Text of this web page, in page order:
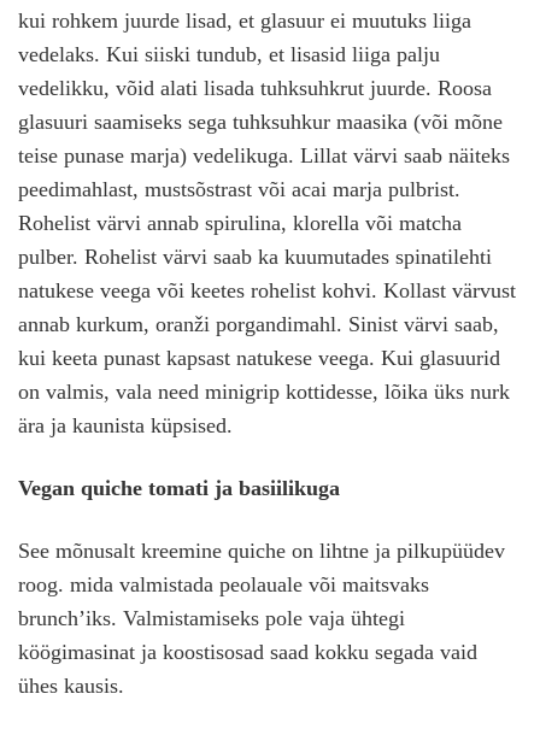
kui rohkem juurde lisad, et glasuur ei muutuks liiga
vedelaks. Kui siiski tundub, et lisasid liiga palju
vedelikku, võid alati lisada tuhksuhkrut juurde. Roosa
glasuuri saamiseks sega tuhksuhkur maasika (või mõne
teise punase marja) vedelikuga. Lillat värvi saab näiteks
peedimahlast, mustsõstrast või acai marja pulbrist.
Rohelist värvi annab spirulina, klorella või matcha
pulber. Rohelist värvi saab ka kuumutades spinatilehti
natukese veega või keetes rohelist kohvi. Kollast värvust
annab kurkum, oranži porgandimahl. Sinist värvi saab,
kui keeta punast kapsast natukese veega. Kui glasuurid
on valmis, vala need minigrip kottidesse, lõika üks nurk
ära ja kaunista küpsised.
Vegan quiche tomati ja basiilikuga
See mõnusalt kreemine quiche on lihtne ja pilkupüüdev
roog. mida valmistada peolauale või maitsvaks
brunch’iks. Valmistamiseks pole vaja ühtegi
köögimasinat ja koostisosad saad kokku segada vaid
ühes kausis.